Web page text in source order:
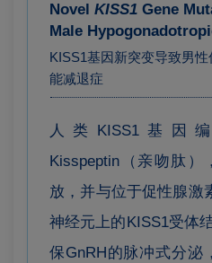
Novel KISS1 Gene
Male
KISS1基因新突变导致男
能减退症
人类KISS1基因
Kisspeptin（亲吻肽
放，并与位于促性腺激
神经元上的KISS1受体
保GnRH的脉冲式分泌